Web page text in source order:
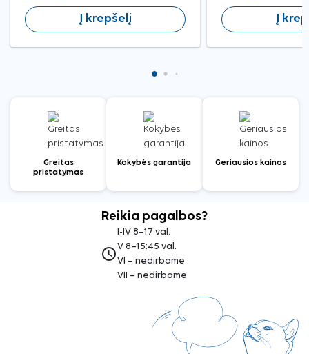
Į krepšelį Į
Greitas
pristatymas
Kokybės garantija Geriausios kainos
Reikia pagalbos?
access_time
I-IV 8–17 val.
V 8–15:45 val.
VI – nedirbame
VII – nedirbame